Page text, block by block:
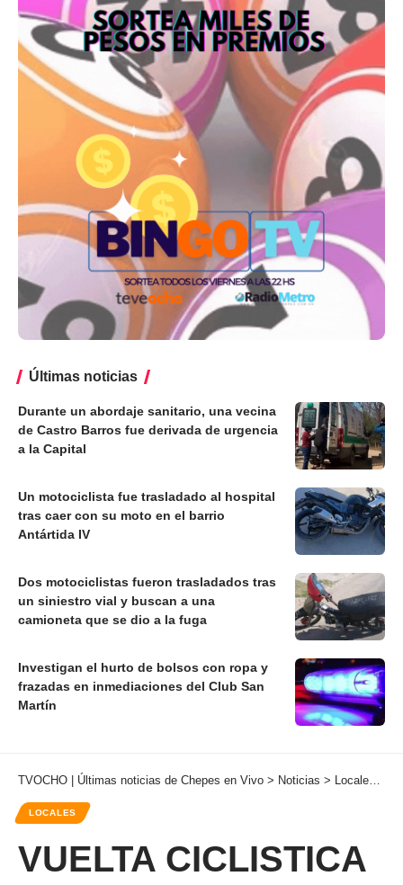
Últimas noticias
Durante un abordaje sanitario, una vecina
de Castro Barros fue derivada de urgencia
a la Capital
Un motociclista fue trasladado al hospital
tras caer con su moto en el barrio
Antártida IV
Dos motociclistas fueron trasladados tras
un siniestro vial y buscan a una
camioneta que se dio a la fuga
Investigan el hurto de bolsos con ropa y
frazadas en inmediaciones del Club San
Martín
TVOCHO | Últimas noticias de Chepes en Vivo > Noticias > Locales
LOCALES
VUELTA CICLISTICA